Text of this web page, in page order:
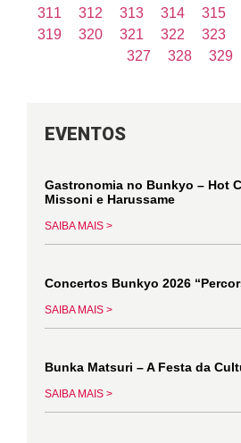
311
312 313 314 315
319
320 321 322 323
327
328 329
EVENTOS
Gastronomia no Bunkyo – Hot
Missoni e Harussame
SAIBA MAIS >
Concertos Bunkyo 2026
SAIBA MAIS >
Bunka Matsuri – A Festa da
SAIBA MAIS >